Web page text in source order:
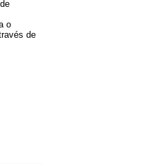
o
de